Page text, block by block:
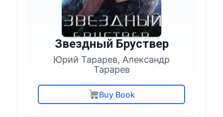
Звездный Бруствер
Юрий Тарарев, Александр
Тарарев
Buy Book